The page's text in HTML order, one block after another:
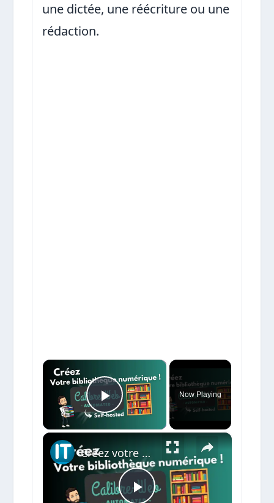
une dictée, une réécriture ou une
rédaction.
×
Play Video
Now Playing
×
Créez votre bibliothèque numérique avec Calibre Web Automated